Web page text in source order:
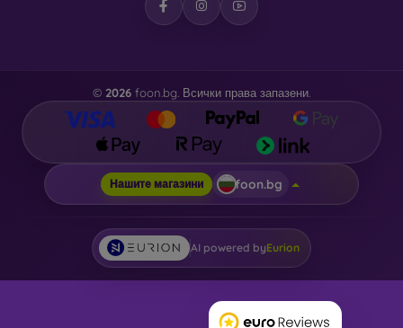
© 2026 foon.bg. Всички права запазени.
Нашите магазини foon.bg
AI powered byEurion